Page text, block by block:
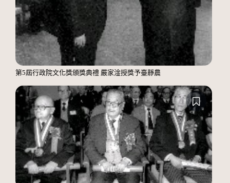
第5屆行政院文化獎頒獎典禮 嚴家淦授獎予臺靜農